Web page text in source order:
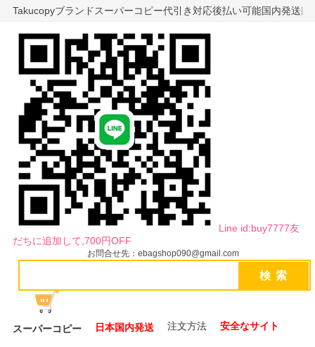
Takucopyブランドスーパーコピー代引き対応後払い可能国内発送
Line id:buy7777友
だちに追加して,700円OFF
お問合せ先：ebagshop090@gmail.com
スーパーコピー 日本国内発送 注文方法 安全なサイト